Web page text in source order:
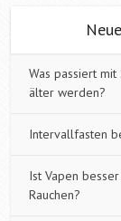
Was passiert
älter werden?
Intervallfasten
Ist Vapen
Rauchen?